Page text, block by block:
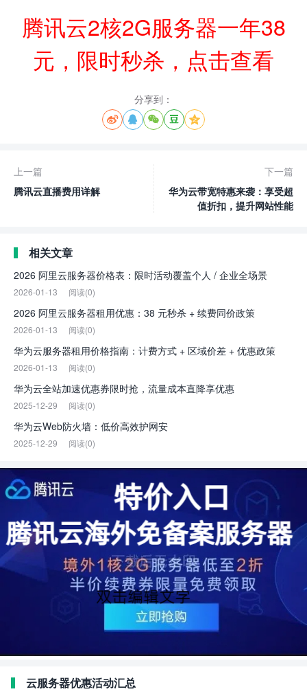
腾讯云2核2G服务器一年38
元，限时秒杀，点击查看
分享到：
    
上一篇
腾讯云直播费用详解
下一篇
华为云带宽特惠来袭：享受超
值折扣，提升网站性能
相关文章
2026 阿里云服务器价格表：限时活动覆盖个人 / 企业全场景
2026-01-13 阅读(0)
2026 阿里云服务器租用优惠：38 元秒杀 + 续费同价政策
2026-01-13 阅读(0)
华为云服务器租用价格指南：计费方式 + 区域价差 + 优惠政策
2026-01-13 阅读(0)
华为云全站加速优惠券限时抢，流量成本直降享优惠
2025-12-29 阅读(0)
华为云Web防火墙：低价高效护网安
2025-12-29 阅读(0)
云服务器优惠活动汇总